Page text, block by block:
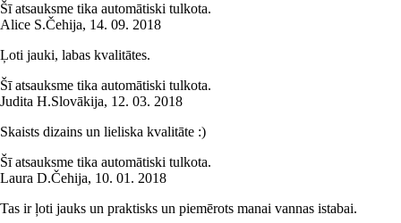
Šī atsauksme tika automātiski tulkota.
Alice S.Čehija, 14. 09. 2018
Ļoti jauki, labas kvalitātes.
Šī atsauksme tika automātiski tulkota.
Judita H.Slovākija, 12. 03. 2018
Skaists dizains un lieliska kvalitāte :)
Šī atsauksme tika automātiski tulkota.
Laura D.Čehija, 10. 01. 2018
Tas ir ļoti jauks un praktisks un piemērots manai vannas istabai.